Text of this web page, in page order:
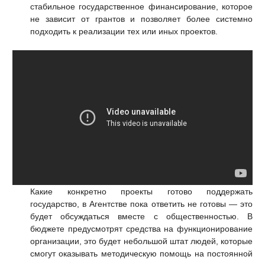
стабильное государственное финансирование, которое
не зависит от грантов и позволяет более системно
подходить к реализации тех или иных проектов.
Какие конкретно проекты готово поддержать
государство, в Агентстве пока ответить не готовы — это
будет обсуждаться вместе с общественностью. В
бюджете предусмотрят средства на функционирование
организации, это будет небольшой штат людей, которые
смогут оказывать методическую помощь на постоянной